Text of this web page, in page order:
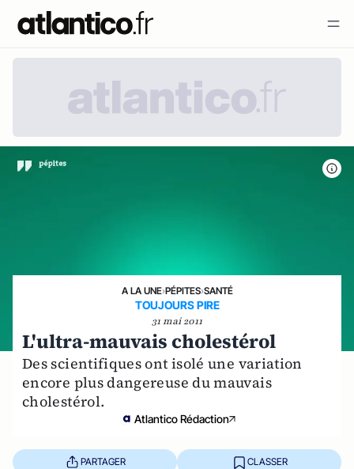
A LA UNE›PÉPITES›SANTÉ
TOUJOURS PIRE
31 mai 2011
L'ultra-mauvais cholestérol
Des scientifiques ont isolé une variation
encore plus dangereuse du mauvais
cholestérol.
Atlantico Rédaction
PARTAGER CLASSER